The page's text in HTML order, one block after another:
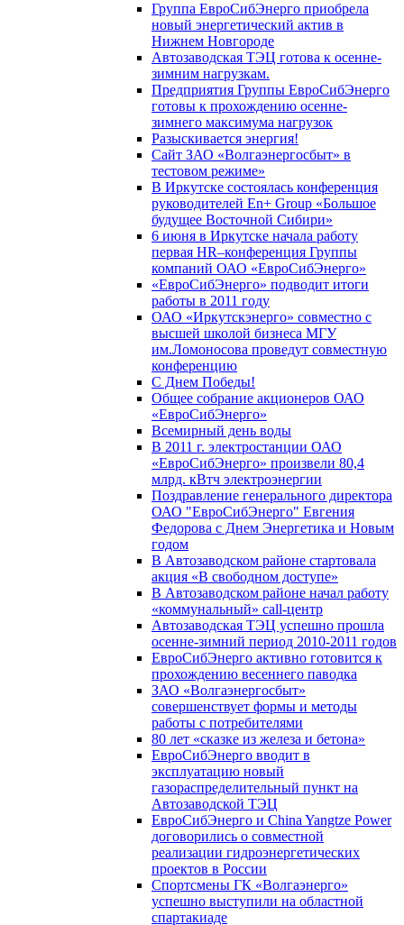
Группа ЕвроСибЭнерго приобрела
новый энергетический актив в
Нижнем Новгороде
Автозаводская ТЭЦ готова к осенне-
зимним нагрузкам.
Предприятия Группы ЕвроСибЭнерго
готовы к прохождению осенне-
зимнего максимума нагрузок
Разыскивается энергия!
Сайт ЗАО «Волгаэнергосбыт» в
тестовом режиме»
В Иркутске состоялась конференция
руководителей En+ Group «Большое
будущее Восточной Сибири»
6 июня в Иркутске начала работу
первая HR–конференция Группы
компаний ОАО «ЕвроСибЭнерго»
«ЕвроСибЭнерго» подводит итоги
работы в 2011 году
ОАО «Иркутскэнерго» совместно с
высшей школой бизнеса МГУ
им.Ломоносова проведут совместную
конференцию
С Днем Победы!
Общее собрание акционеров ОАО
«ЕвроСибЭнерго»
Всемирный день воды
В 2011 г. электростанции ОАО
«ЕвроСибЭнерго» произвели 80,4
млрд. кВтч электроэнергии
Поздравление генерального директора
ОАО "ЕвроСибЭнерго" Евгения
Федорова с Днем Энергетика и Новым
годом
В Автозаводском районе стартовала
акция «В свободном доступе»
В Автозаводском районе начал работу
«коммунальный» call-центр
Автозаводская ТЭЦ успешно прошла
осенне-зимний период 2010-2011 годов
ЕвроСибЭнерго активно готовится к
прохождению весеннего паводка
ЗАО «Волгаэнергосбыт»
совершенствует формы и методы
работы с потребителями
80 лет «сказке из железа и бетона»
ЕвроСибЭнерго вводит в
эксплуатацию новый
газораспределительный пункт на
Автозаводской ТЭЦ
ЕвроСибЭнерго и China Yangtze Power
договорились о совместной
реализации гидроэнергетических
проектов в России
Спортсмены ГК «Волгаэнерго»
успешно выступили на областной
спартакиаде